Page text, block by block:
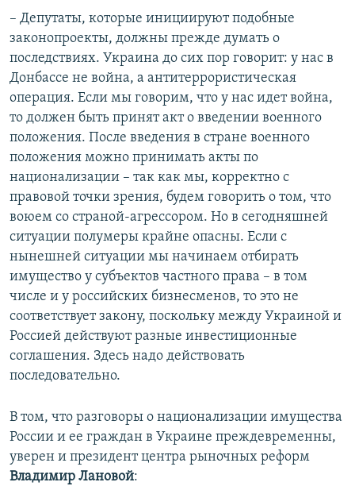
– Депутаты, которые инициируют подобные
законопроекты, должны прежде думать о
последствиях. Украина до сих пор говорит: у нас в
Донбассе не война, а антитеррористическая
операция. Если мы говорим, что у нас идет война,
то должен быть принят акт о введении военного
положения. После введения в стране военного
положения можно принимать акты по
национализации – так как мы, корректно с
правовой точки зрения, будем говорить о том, что
воюем со страной-агрессором. Но в сегодняшней
ситуации полумеры крайне опасны. Если с
нынешней ситуации мы начинаем отбирать
имущество у субъектов частного права – в том
числе и у российских бизнесменов, то это не
соответствует закону, поскольку между Украиной и
Россией действуют разные инвестиционные
соглашения. Здесь надо действовать
последовательно.
В том, что разговоры о национализации имущества
России и ее граждан в Украине преждевременны,
уверен и президент центра рыночных реформ
Владимир Лановой: